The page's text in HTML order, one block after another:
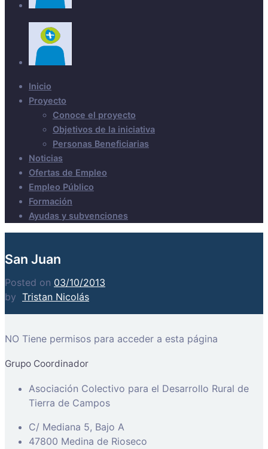
Inicio
Proyecto
Conoce el proyecto
Objetivos de la iniciativa
Personas Beneficiarias
Noticias
Ofertas de Empleo
Empleo Público
Formación
Ayudas y subvenciones
San Juan
Posted on 03/10/2013
by Tristan Nicolás
NO Tiene permisos para acceder a esta página
Grupo Coordinador
Asociación Colectivo para el Desarrollo Rural de
Tierra de Campos
C/ Mediana 5, Bajo A
47800 Medina de Rioseco